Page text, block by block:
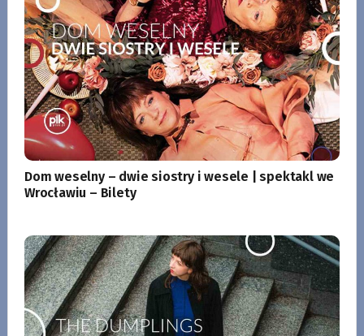
Dom weselny – dwie siostry i wesele | spektakl we
Wrocławiu – Bilety